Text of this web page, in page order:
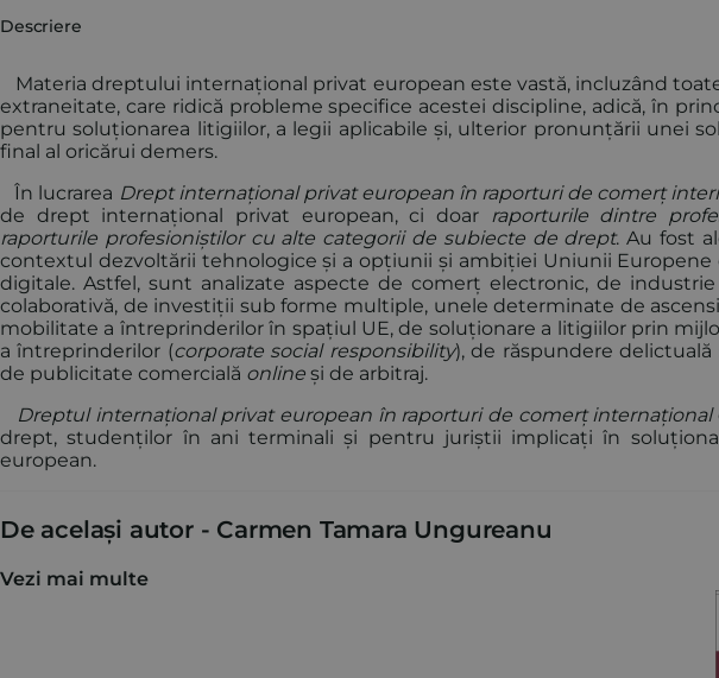
Descriere
Materia dreptului internațional privat european este vastă, incluzând
extraneitate, care ridică probleme specifice acestei discipline, adică, în
pentru soluționarea litigiilor, a legii aplicabile și, ulterior pronunțării unei
final al oricărui demers.
În lucrarea Drept internațional privat european în raporturi de comerț
de drept internațional privat european, ci doarraporturile dintre
raporturile profesioniștilor cu alte categorii de subiecte de drept. Au fost
contextul dezvoltării tehnologice și a opțiunii și ambiției Uniunii
digitale. Astfel, sunt analizate aspecte de comerț electronic, de
colaborativă, de investiții sub forme multiple, unele determinate de
mobilitate a întreprinderilor în spațiul UE, de soluționare a litigiilor prin
a întreprinderilor (corporate social responsibility), de răspundere
de publicitate comercială online și de arbitraj.
Dreptul internațional privat european în raporturi de comerț internațional
drept, studenților în ani terminali și pentru juriștii implicați în
european.
De același autor - Carmen Tamara Ungureanu
Vezi mai multe